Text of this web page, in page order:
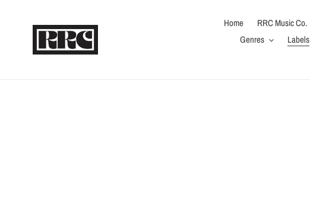
Home RRC Music Co.
Genres
Labels